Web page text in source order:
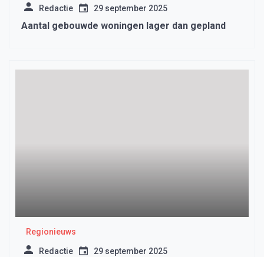
Redactie 29 september 2025
Aantal gebouwde woningen lager dan gepland
Regionieuws
Redactie 29 september 2025